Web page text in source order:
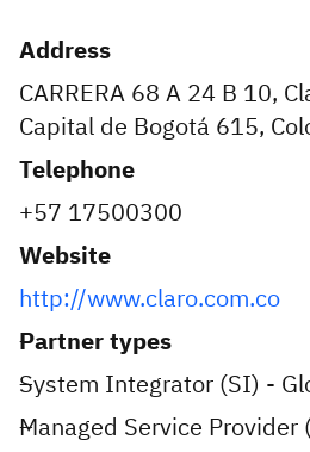
Address
CARRERA 68 A 24 B 10,
Capital de Bogotá 615,
Telephone
+57 17500300
Website
http://www.claro.com.co
Partner types
System Integrator (SI) -
Managed Service Provider